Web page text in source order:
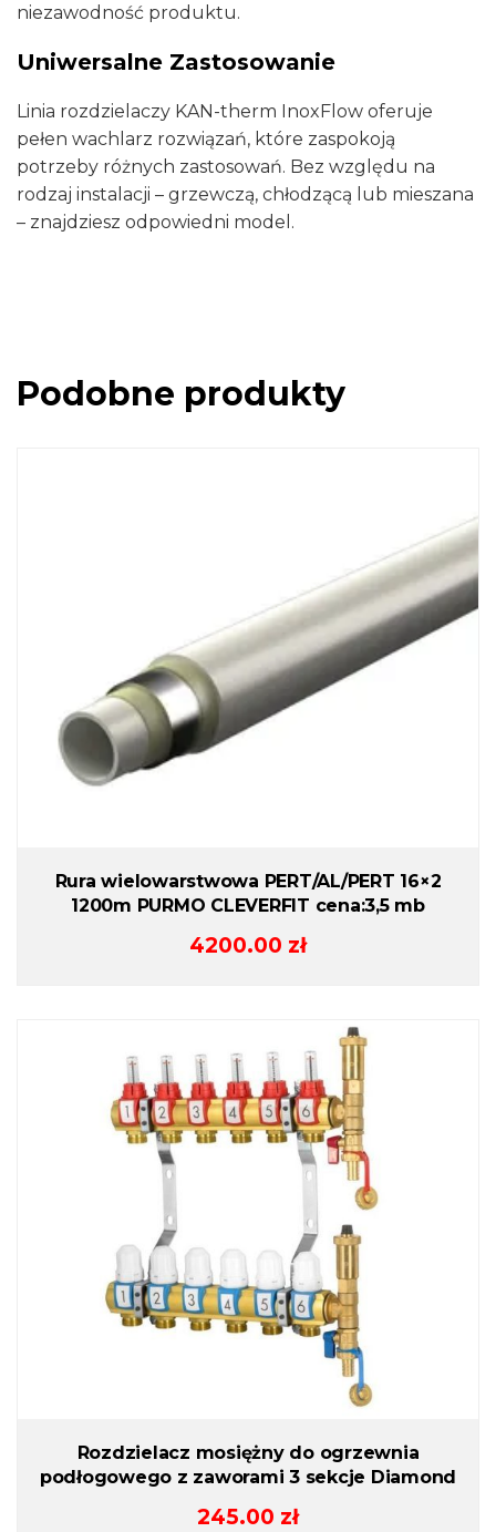
niezawodność produktu.
Uniwersalne Zastosowanie
Linia rozdzielaczy KAN-therm InoxFlow oferuje
pełen wachlarz rozwiązań, które zaspokoją
potrzeby różnych zastosowań. Bez względu na
rodzaj instalacji – grzewczą, chłodzącą lub mieszana
– znajdziesz odpowiedni model.
Podobne produkty
Rura wielowarstwowa PERT/AL/PERT 16×2
1200m PURMO CLEVERFIT cena:3,5 mb
4200.00 zł
Rozdzielacz mosiężny do ogrzewnia
podłogowego z zaworami 3 sekcje Diamond
245.00 zł